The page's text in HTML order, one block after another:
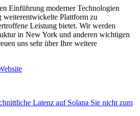
Einführung moderner Technologien
weiterentwickelte Plattform zu
Leistung bietet. Wir werden
in New York und anderen wichtigen
uns sehr über Ihre weitere
Latenz auf Solana Sie nicht zum